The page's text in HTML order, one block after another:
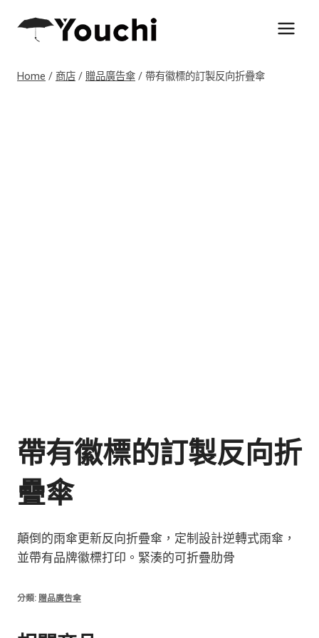
Home / 商店 / 贈品廣告傘 / 帶有徽標的訂製反向折疊傘
帶有徽標的訂製反向折
疊傘
顛倒的雨傘更新反向折疊傘，定制設計逆轉式雨傘，
並帶有品牌徽標打印。緊湊的可折疊肋骨
分類: 贈品廣告傘